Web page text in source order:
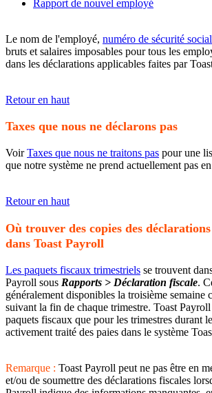
Rapport de nouvel employé
Le nom de l'employé, numéro de sécurité
bruts et salaires imposables pour tous les
dans les déclarations applicables faites par
Retour en haut
Taxes que nous ne déclarons pas
VoirTaxes que nous ne traitons pas pour une
que notre système ne prend actuellement pas
Retour en haut
Où trouver des copies des
dans Toast Payroll
Les paquets fiscaux trimestriels se trouvent
Payroll sous Rapports > Déclaration fiscale.
généralement disponibles la troisième semaine
suivant la fin de chaque trimestre. Toast Payroll
paquets fiscaux que pour les trimestres durant
activement traité des paies dans le système
Remarque : Toast Payroll peut ne pas être en
et/ou de soumettre des déclarations fiscales